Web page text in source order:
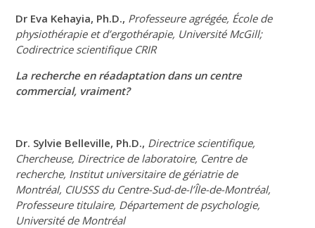
Dr Eva Kehayia, Ph.D., Professeure agrégée, École de
physiothérapie et d’ergothérapie, Université McGill;
Codirectrice scientifique CRIR
La recherche en réadaptation dans un centre
commercial, vraiment?
Dr. Sylvie Belleville, Ph.D., Directrice scientifique,
Chercheuse, Directrice de laboratoire, Centre de
recherche, Institut universitaire de gériatrie de
Montréal, CIUSSS du Centre-Sud-de-l’Île-de-Montréal,
Professeure titulaire, Département de psychologie,
Université de Montréal